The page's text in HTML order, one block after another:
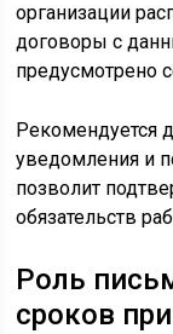
организации
договоры с
предусмотрено
Рекомендуется
уведомления и
позволит
обязательств
Роль
сроков